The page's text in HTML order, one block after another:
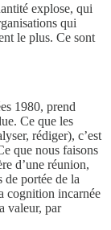
explose, qui
qui
le plus. Ce sont
1980, prend
Ce que les
rédiger), c’est
que nous faisons
d’une réunion,
de portée de la
cognition incarnée
valeur, par